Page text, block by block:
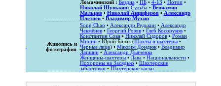
Ломачинский : Бездна• ПБ• 4-13 • Потоп•
Николай Шунькин: Судьба• Вениамин
Мальцев• Николай Анциферов• Александр
Плетнев • Владимир Мухин
Живопись и
фотография
Song Chao • Александр Редькин• Александр
Чекмёнев• Георгий Розов• Глеб Косоруков•
Константин Сова• Николай Сидоров• Роман
Минин• Юрий Билак (Шахты и шахтеры•
Черные лица) • Максим Дондюк• Владимир
Лапшин• Александр Дьяченко
Женщины-шахтеры• Лава• Национальности•
Похороны на Засядько • Шахтерские
забастовки• Шахтерские каски